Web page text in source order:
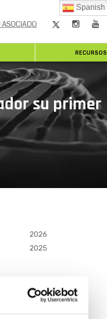
RECURSOS
ASOCIADO
su primer
2026
2025
Spanish